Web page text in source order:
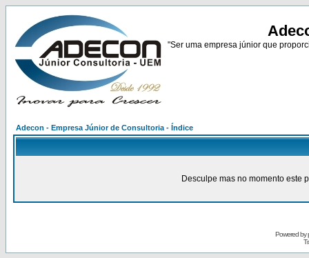
"Ser uma empresa júnior que
Adecon - Empresa Júnior de Consultoria - Índice
Desculpe mas no momento este
Powered by